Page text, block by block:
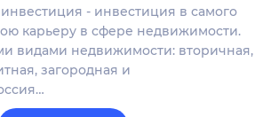
- инвестиция в самого
карьеру в сфере недвижимости.
видами недвижимости: вторичная,
загородная и